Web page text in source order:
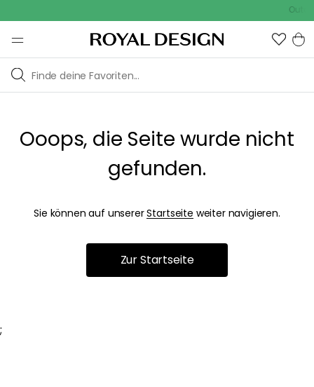
Ooops, die Seite wurde nicht
gefunden.
Sie können auf unsererStartseite weiter navigieren.
Zur Startseite
;